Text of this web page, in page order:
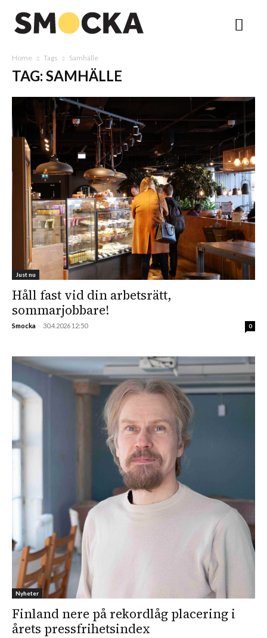
Home Tags Samhälle
TAG: SAMHÄLLE
Just nu
Håll fast vid din arbetsrätt,
sommarjobbare!
Smocka - 30.4.2026 12:50 0
Nyheter
Finland nere på rekordlåg placering i
årets pressfrihetsindex